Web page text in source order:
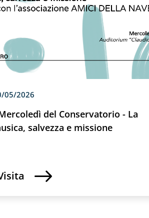
05/2026
del Conservatorio - La
salvezza e missione